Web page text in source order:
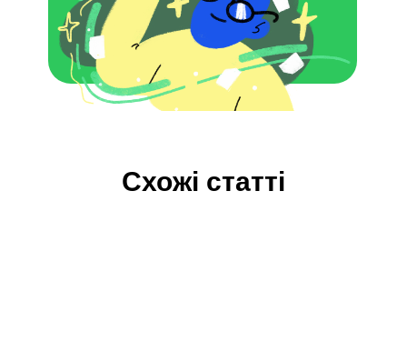
Схожі статті